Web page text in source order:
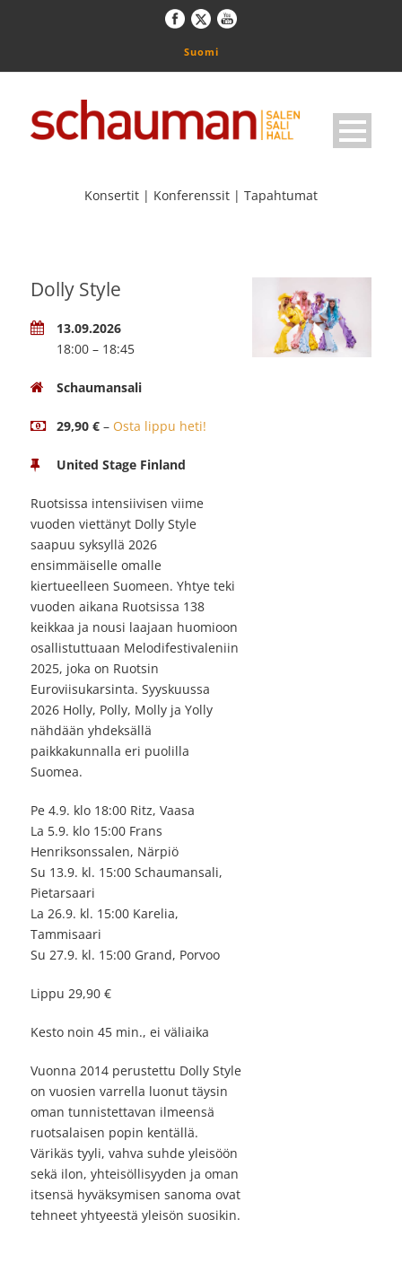
Suomi
Konsertit | Konferenssit | Tapahtumat
Dolly Style
13.09.2026
18:00 – 18:45
Schaumansali
29,90 € – Osta lippu heti!
United Stage Finland
Ruotsissa intensiivisen viime
vuoden viettänyt Dolly Style
saapuu syksyllä 2026
ensimmäiselle omalle
kiertueelleen Suomeen. Yhtye teki
vuoden aikana Ruotsissa 138
keikkaa ja nousi laajaan huomioon
osallistuttuaan Melodifestivaleniin
2025, joka on Ruotsin
Euroviisukarsinta. Syyskuussa
2026 Holly, Polly, Molly ja Yolly
nähdään yhdeksällä
paikkakunnalla eri puolilla
Suomea.
Pe 4.9. klo 18:00 Ritz, Vaasa
La 5.9. klo 15:00 Frans
Henriksonssalen, Närpiö
Su 13.9. kl. 15:00 Schaumansali,
Pietarsaari
La 26.9. kl. 15:00 Karelia,
Tammisaari
Su 27.9. kl. 15:00 Grand, Porvoo
Lippu 29,90 €
Kesto noin 45 min., ei väliaika
Vuonna 2014 perustettu Dolly Style
on vuosien varrella luonut täysin
oman tunnistettavan ilmeensä
ruotsalaisen popin kentällä.
Värikäs tyyli, vahva suhde yleisöön
sekä ilon, yhteisöllisyyden ja oman
itsensä hyväksymisen sanoma ovat
tehneet yhtyeestä yleisön suosikin.